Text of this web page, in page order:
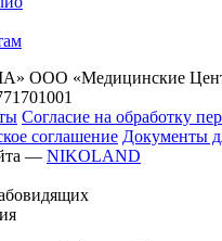
ООО «Медицинские
Согласие на обработку
соглашение Документы
— NIKOLAND